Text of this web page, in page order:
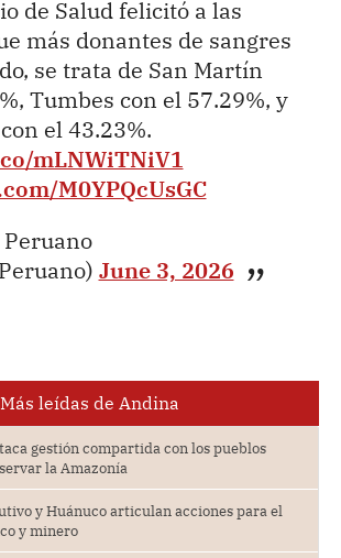
de Salud felicitó a las
más donantes de sangres
se trata de San Martín
Tumbes con el 57.29%, y
el 43.23%.
mLNWiTNiV1
M0YPQcUsGC
June 3, 2026
Más leídas de Andina
gestión compartida con los pueblos
la Amazonía
y Huánuco articulan acciones para el
y minero